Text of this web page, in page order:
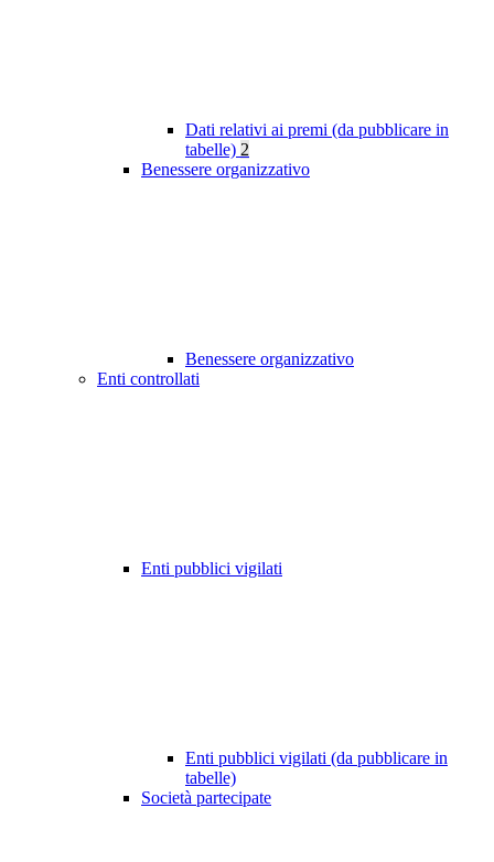
Dati relativi ai premi (da pubblicare in
tabelle) 2
Benessere organizzativo
Benessere organizzativo
Enti controllati
Enti pubblici vigilati
Enti pubblici vigilati (da pubblicare in
tabelle)
Società partecipate